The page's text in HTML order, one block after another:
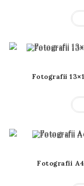
Fotografii
Fotografii